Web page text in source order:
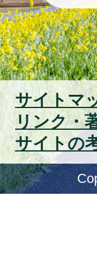
サイトマ
リンク・
サイトの